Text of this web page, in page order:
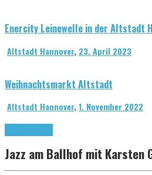
Enercity Leinewelle in der Altstadt
Altstadt Hannover, 23. April 2023
Weihnachtsmarkt Altstadt
Altstadt Hannover,1. November 2022
Jazz am Ballhof mit Karsten